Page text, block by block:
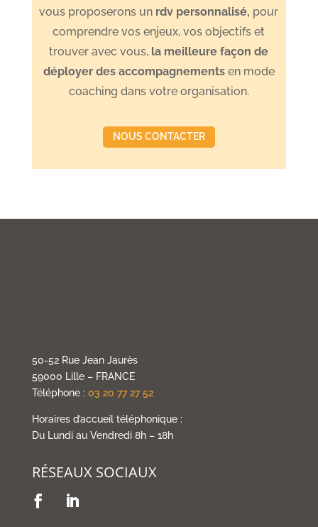
vous proposerons un rdv personnalisé, pour
comprendre vos enjeux, vos objectifs et
trouver avec vous, la meilleure façon de
déployer des accompagnementsen mode
coaching dans votre organisation.
NOUS CONTACTER
50-52 Rue Jean Jaurès
59000 Lille – FRANCE
Téléphone : 03 20 77 27 52
Horaires d’accueil téléphonique :
Du Lundi au Vendredi 8h – 18h
RÉSEAUX SOCIAUX